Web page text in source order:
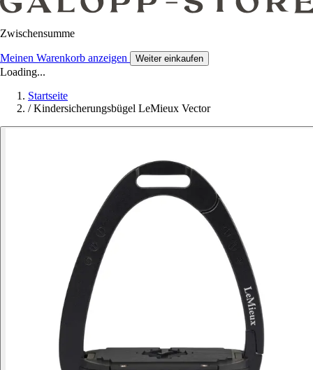
Zwischensumme
Meinen Warenkorb anzeigen Weiter einkaufen
Loading...
Startseite
/ Kindersicherungsbügel LeMieux Vector